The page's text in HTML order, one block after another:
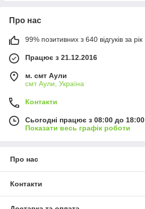
Про нас
99% позитивних з 640 відгуків за рік
Працює з 21.12.2016
м. смт Аули
смт Аули, Україна
Контакти
Сьогодні працює з 08:00 до 18:00
Показати весь графік роботи
Про нас
Контакти